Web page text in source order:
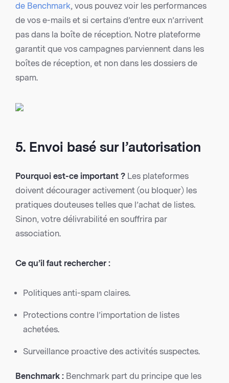
de Benchmark, vous pouvez voir les performances
de vos e-mails et si certains d’entre eux n’arrivent
pas dans la boîte de réception. Notre plateforme
garantit que vos campagnes parviennent dans les
boîtes de réception, et non dans les dossiers de
spam.
5. Envoi basé sur l’autorisation
Pourquoi est-ce important ? Les plateformes
doivent décourager activement (ou bloquer) les
pratiques douteuses telles que l’achat de listes.
Sinon, votre délivrabilité en souffrira par
association.
Ce qu’il faut rechercher :
Politiques anti-spam claires.
Protections contre l’importation de listes
achetées.
Surveillance proactive des activités suspectes.
Benchmark : Benchmark part du principe que les